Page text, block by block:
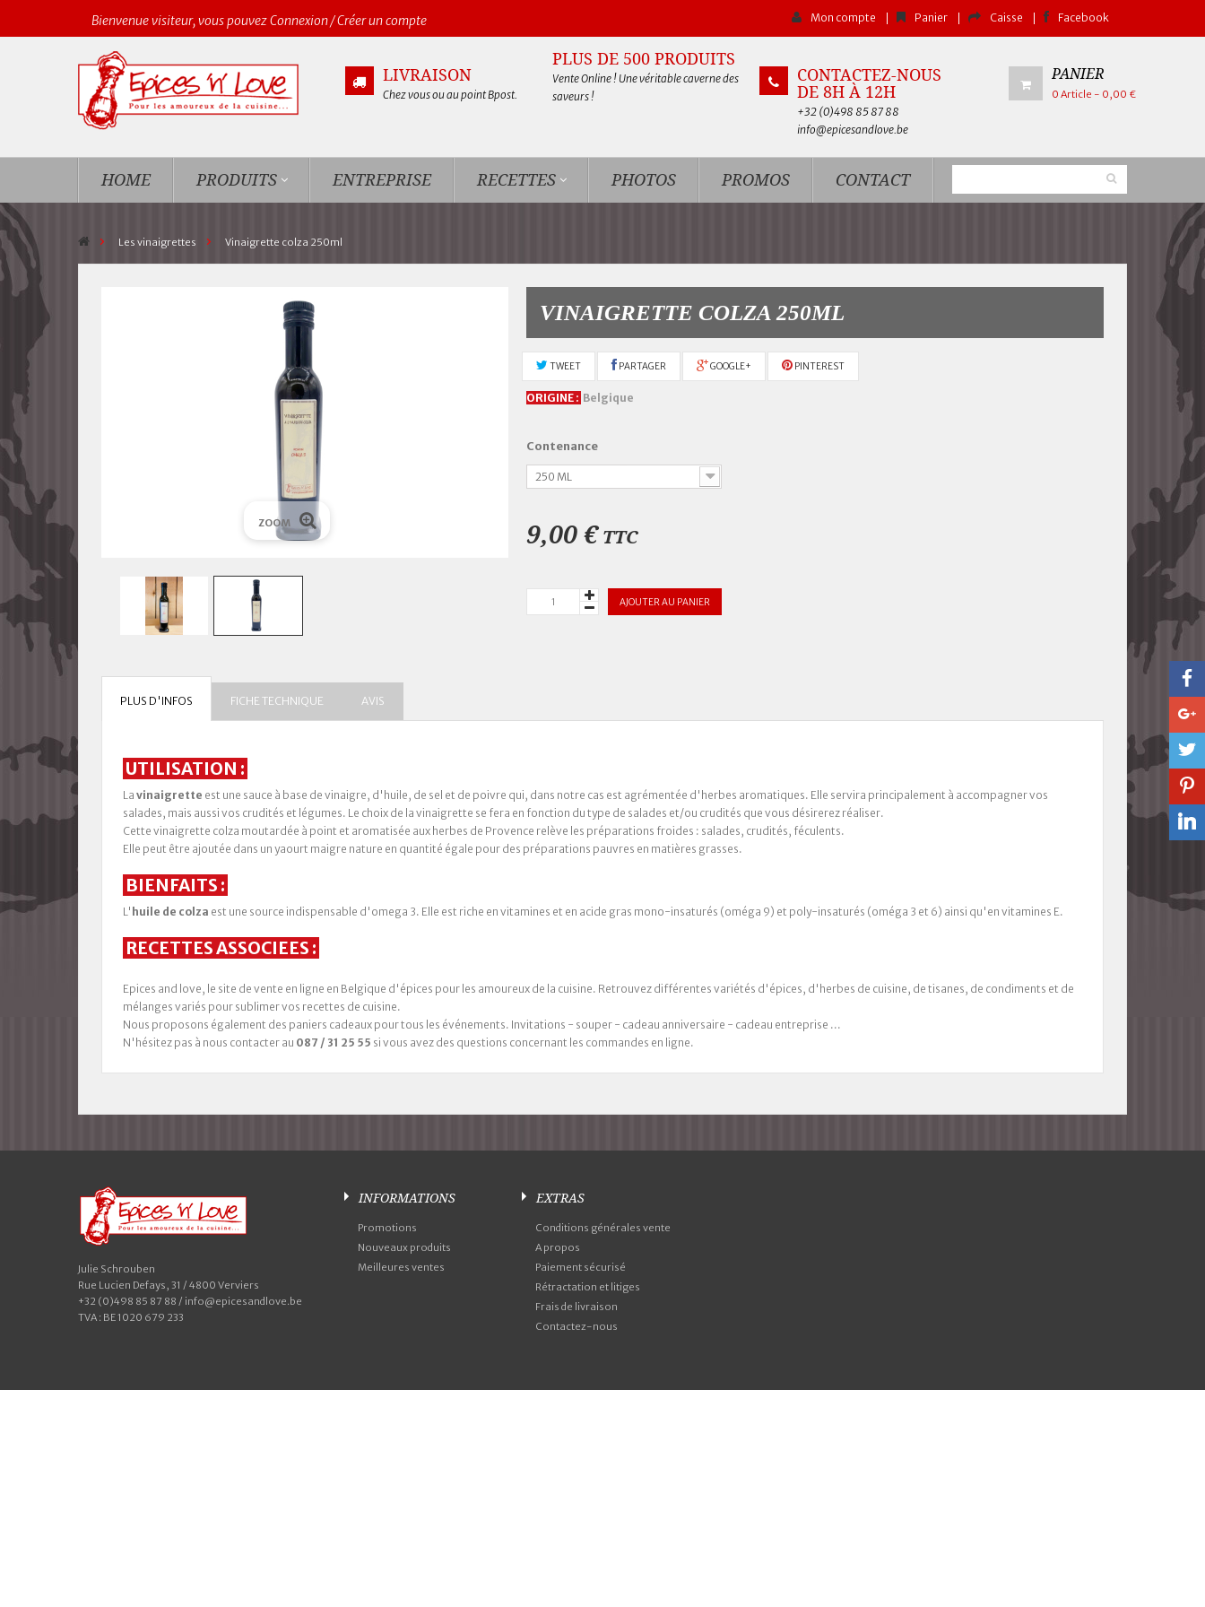
Bienvenue visiteur, vous pouvezConnexion/Créer un compte Mon compte Panier Caisse Facebook
PANIER
0 Article - 0,00 €
LIVRAISON
Chez vous ou au point Bpost.
PLUS DE 500 PRODUITS
Vente Online ! Une véritable caverne des
saveurs !
CONTACTEZ-NOUS
DE 8H À 12H
+32 (0)498 85 87 88
info@epicesandlove.be
HOME PRODUITS ENTREPRISE RECETTES PHOTOS PROMOS CONTACT
> Les vinaigrettes > Vinaigrette colza 250ml
ZOOM
VINAIGRETTE COLZA 250ML
TWEET PARTAGER GOOGLE+ PINTEREST
ORIGINE : Belgique
Contenance
250 ML
9,00 € TTC
AJOUTER AU PANIER
PLUS D'INFOS FICHE TECHNIQUE AVIS
UTILISATION :
La vinaigrette est une sauce à base de vinaigre, d'huile, de sel et de poivre qui, dans notre cas est agrémentée d'herbes aromatiques. Elle servira principalement à accompagner vos
salades, mais aussi vos crudités et légumes. Le choix de la vinaigrette se fera en fonction du type de salades et/ou crudités que vous désirerez réaliser.
Cette vinaigrette colza moutardée à point et aromatisée aux herbes de Provence relève les préparations froides : salades, crudités, féculents.
Elle peut être ajoutée dans un yaourt maigre nature en quantité égale pour des préparations pauvres en matières grasses.
BIENFAITS :
L' huile de colza est une source indispensable d'omega 3. Elle est riche en vitamines et en acide gras mono-insaturés (oméga 9) et poly-insaturés (oméga 3 et 6) ainsi qu'en vitamines E.
RECETTES ASSOCIEES :
Epices and love, le site de vente en ligne en Belgique d'épices pour les amoureux de la cuisine. Retrouvez différentes variétés d'épices, d'herbes de cuisine, de tisanes, de condiments et de
mélanges variés pour sublimer vos recettes de cuisine.
Nous proposons également des paniers cadeaux pour tous les événements. Invitations - souper - cadeau anniversaire - cadeau entreprise ...
N'hésitez pas à nous contacter au 087 / 31 25 55 si vous avez des questions concernant les commandes en ligne.
Julie Schrouben
Rue Lucien Defays, 31 / 4800 Verviers
+32 (0)498 85 87 88 / info@epicesandlove.be
TVA : BE 1020 679 233
INFORMATIONS
Promotions
Nouveaux produits
Meilleures ventes
EXTRAS
Conditions générales vente
A propos
Paiement sécurisé
Rétractation et litiges
Frais de livraison
Contactez-nous